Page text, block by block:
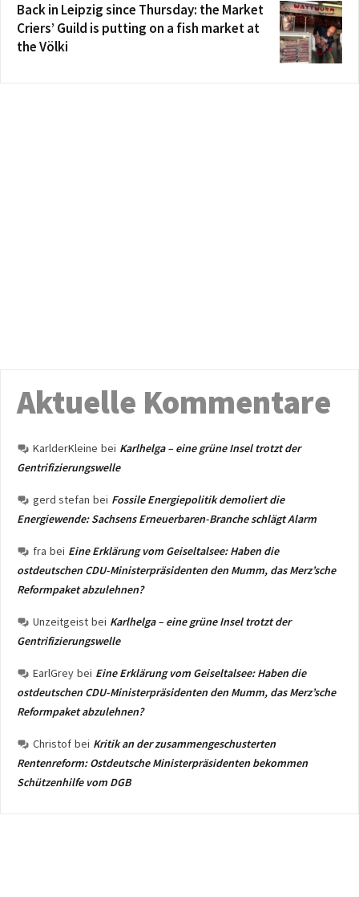
Back in Leipzig since Thursday: the Market
Criers’ Guild is putting on a fish market at
the Völki
Aktuelle Kommentare
KarlderKleine bei Karlhelga – eine grüne Insel trotzt der
Gentrifizierungswelle
gerd stefan bei Fossile Energiepolitik demoliert die
Energiewende: Sachsens Erneuerbaren-Branche schlägt Alarm
fra bei Eine Erklärung vom Geiseltalsee: Haben die
ostdeutschen CDU-Ministerpräsidenten den Mumm, das Merz’sche
Reformpaket abzulehnen?
Unzeitgeist bei Karlhelga – eine grüne Insel trotzt der
Gentrifizierungswelle
EarlGrey bei Eine Erklärung vom Geiseltalsee: Haben die
ostdeutschen CDU-Ministerpräsidenten den Mumm, das Merz’sche
Reformpaket abzulehnen?
Christof bei Kritik an der zusammengeschusterten
Rentenreform: Ostdeutsche Ministerpräsidenten bekommen
Schützenhilfe vom DGB